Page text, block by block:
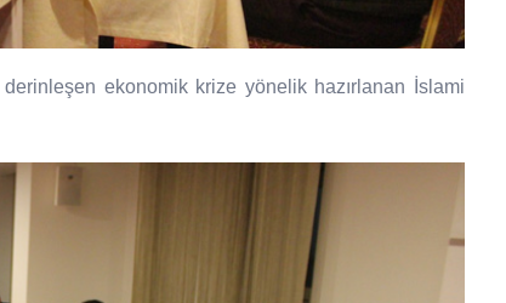
ekonomik krize yönelik hazırlanan İslami